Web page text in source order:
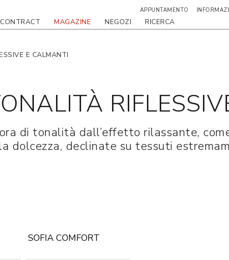
CONTRACT MAGAZINE NEGOZI RICERCA
APPUNTAMENTO
E CALMANTI
di tonalità dall’effetto rilassante,
dolcezza, declinate su tessuti
SOFIA COMFORT